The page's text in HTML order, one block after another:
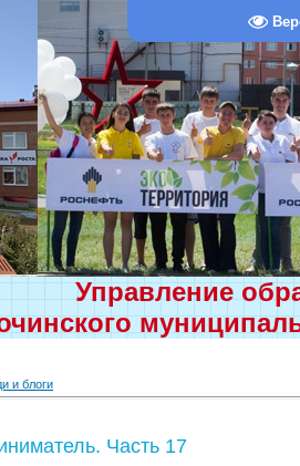
Управление
и блоги
Часть 17